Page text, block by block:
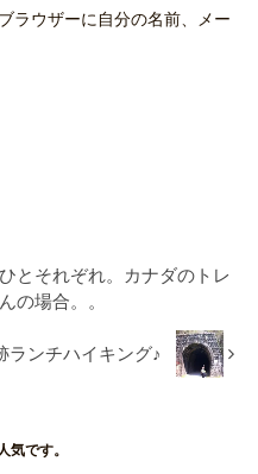
ラウザーに自分の名前、メー
とそれぞれ。カナダのトレ
の場合。。
ランチハイキング♪
気です。